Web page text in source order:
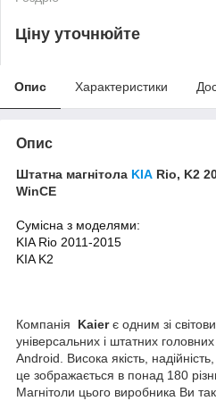
Ціну уточнюйте
Опис Характеристики
Опис
Штатна магнітола KIA Rio, K2
WinCE​
Сумісна з моделями:
KIA Rio 2011-2015
KIA K2
Компанія Kaierє одним зі
універсальних і штатних
Android. Висока якість,
це зображається в понад 180
Магнітоли цього виробника Ви